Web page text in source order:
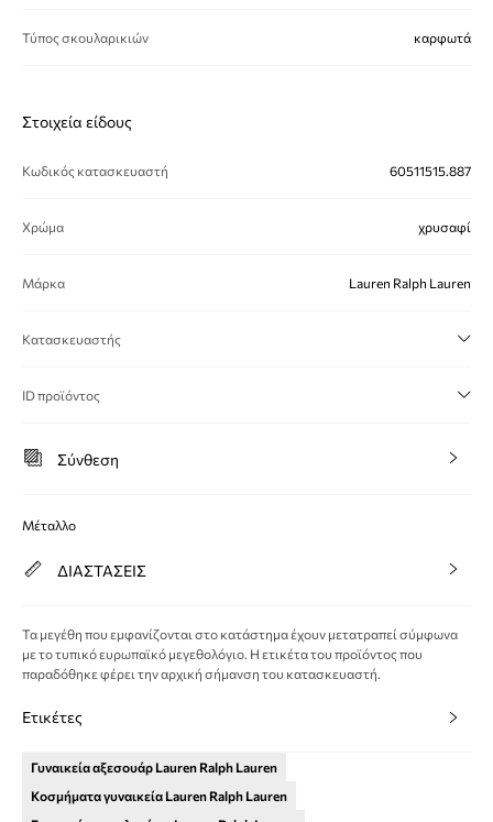
Τύπος σκουλαρικιών καρφωτά
Στοιχεία είδους
Κωδικός κατασκευαστή 60511515.887
Χρώμα χρυσαφί
Μάρκα Lauren Ralph Lauren
Κατασκευαστής
ID προϊόντος
Σύνθεση
Μέταλλο
ΔΙΑΣΤΑΣΕΙΣ
Τα μεγέθη που εμφανίζονται στο κατάστημα έχουν μετατραπεί σύμφωνα
με το τυπικό ευρωπαϊκό μεγεθολόγιο. Η ετικέτα του προϊόντος που
παραδόθηκε φέρει την αρχική σήμανση του κατασκευαστή.
Ετικέτες
Γυναικεία αξεσουάρ Lauren Ralph Lauren
Κοσμήματα γυναικεία Lauren Ralph Lauren